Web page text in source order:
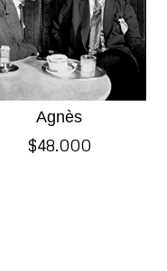
Agnès
$48.000